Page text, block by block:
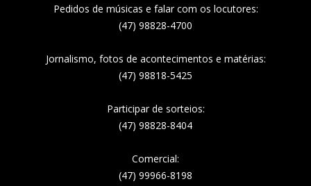
Pedidos de músicas e falar com os locutores:
(47) 98828-4700
Jornalismo, fotos de acontecimentos e matérias:
(47) 98818-5425
Participar de sorteios:
(47) 98828-8404
Comercial:
(47) 99966-8198